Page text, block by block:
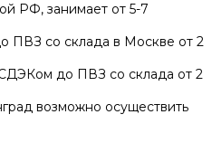
РФ, занимает от 5-7
ПВЗ со склада в Москве от 2
до ПВЗ со склада от 2
возможно осуществить